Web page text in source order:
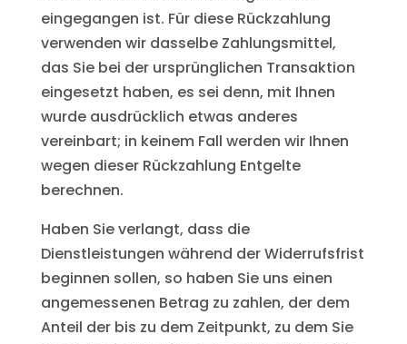
eingegangen ist. Für diese Rückzahlung
verwenden wir dasselbe Zahlungsmittel,
das Sie bei der ursprünglichen Transaktion
eingesetzt haben, es sei denn, mit Ihnen
wurde ausdrücklich etwas anderes
vereinbart; in keinem Fall werden wir Ihnen
wegen dieser Rückzahlung Entgelte
berechnen.
Haben Sie verlangt, dass die
Dienstleistungen während der Widerrufsfrist
beginnen sollen, so haben Sie uns einen
angemessenen Betrag zu zahlen, der dem
Anteil der bis zu dem Zeitpunkt, zu dem Sie